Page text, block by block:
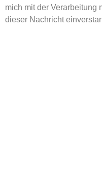
mich mit der Verarbeitung
dieser Nachricht